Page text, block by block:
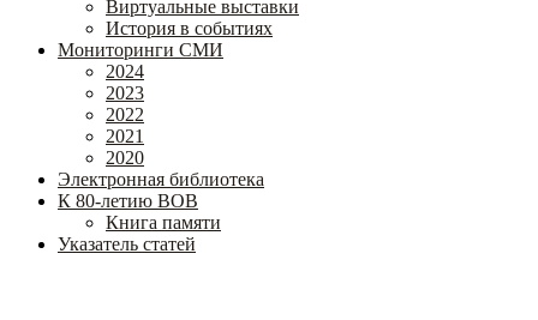
Виртуальные выставки
История в событиях
Мониторинги СМИ
2024
2023
2022
2021
2020
Электронная библиотека
К 80-летию ВОВ
Книга памяти
Указатель статей